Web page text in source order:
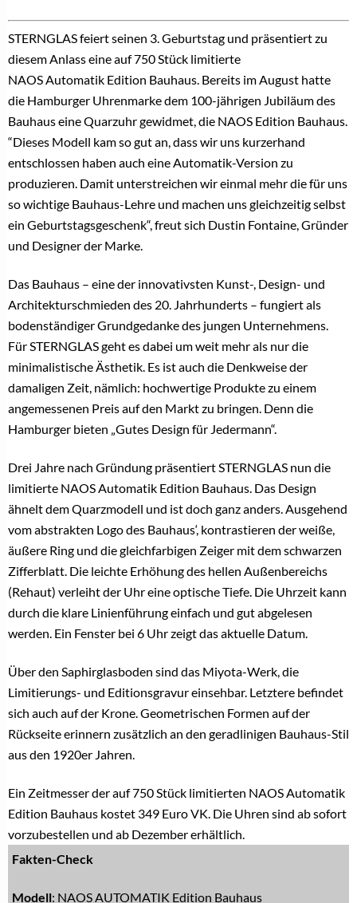
STERNGLAS feiert seinen 3. Geburtstag und präsentiert zu
diesem Anlass eine auf 750 Stück limitierte
NAOS Automatik Edition Bauhaus. Bereits im August hatte
die Hamburger Uhrenmarke dem 100-jährigen Jubiläum des
Bauhaus eine Quarzuhr gewidmet, die NAOS Edition Bauhaus.
“Dieses Modell kam so gut an, dass wir uns kurzerhand
entschlossen haben auch eine Automatik-Version zu
produzieren. Damit unterstreichen wir einmal mehr die für uns
so wichtige Bauhaus-Lehre und machen uns gleichzeitig selbst
ein Geburtstagsgeschenk“, freut sich Dustin Fontaine, Gründer
und Designer der Marke.
Das Bauhaus – eine der innovativsten Kunst-, Design- und
Architekturschmieden des 20. Jahrhunderts – fungiert als
bodenständiger Grundgedanke des jungen Unternehmens.
Für STERNGLAS geht es dabei um weit mehr als nur die
minimalistische Ästhetik. Es ist auch die Denkweise der
damaligen Zeit, nämlich: hochwertige Produkte zu einem
angemessenen Preis auf den Markt zu bringen. Denn die
Hamburger bieten „Gutes Design für Jedermann“.
Drei Jahre nach Gründung präsentiert STERNGLAS nun die
limitierte NAOS Automatik Edition Bauhaus. Das Design
ähnelt dem Quarzmodell und ist doch ganz anders. Ausgehend
vom abstrakten Logo des Bauhaus‘, kontrastieren der weiße,
äußere Ring und die gleichfarbigen Zeiger mit dem schwarzen
Zifferblatt. Die leichte Erhöhung des hellen Außenbereichs
(Rehaut) verleiht der Uhr eine optische Tiefe. Die Uhrzeit kann
durch die klare Linienführung einfach und gut abgelesen
werden. Ein Fenster bei 6 Uhr zeigt das aktuelle Datum.
Über den Saphirglasboden sind das Miyota-Werk, die
Limitierungs- und Editionsgravur einsehbar. Letztere befindet
sich auch auf der Krone. Geometrischen Formen auf der
Rückseite erinnern zusätzlich an den geradlinigen Bauhaus-Stil
aus den 1920er Jahren.
Ein Zeitmesser der auf 750 Stück limitierten NAOS Automatik
Edition Bauhaus kostet 349 Euro VK. Die Uhren sind ab sofort
vorzubestellen und ab Dezember erhältlich.
Fakten-Check
Modell: NAOS AUTOMATIK Edition Bauhaus